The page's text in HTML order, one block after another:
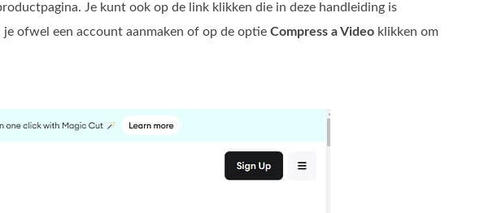
Je kunt ook op de link klikken die in deze handleiding is
je ofwel een account aanmaken of op de optie Compress a Video klikken om